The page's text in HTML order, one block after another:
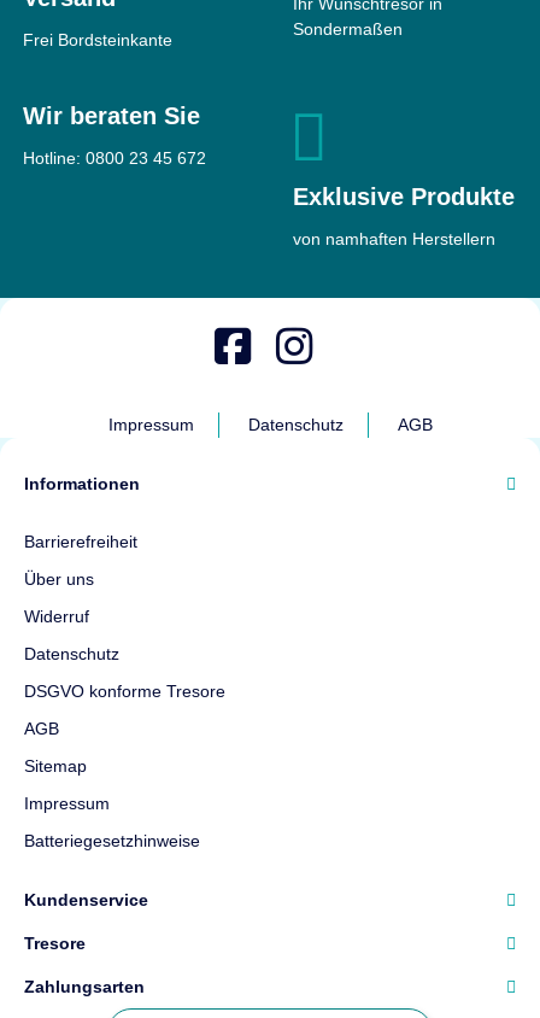
Frei Bordsteinkante
Ihr Wunschtresor in
Sondermaßen
Wir beraten Sie
Hotline: 0800 23 45 672
Exklusive Produkte
von namhaften Herstellern
Impressum Datenschutz AGB
Informationen
Barrierefreiheit
Über uns
Widerruf
Datenschutz
DSGVO konforme Tresore
AGB
Sitemap
Impressum
Batteriegesetzhinweise
Kundenservice
Tresore
Zahlungsarten